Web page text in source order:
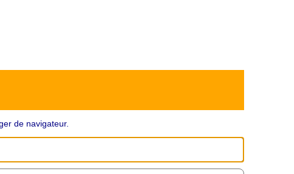
de navigateur.